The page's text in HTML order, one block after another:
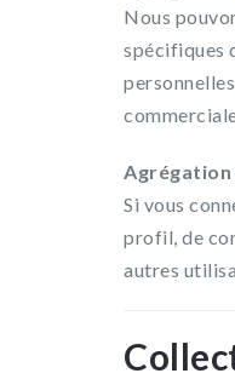
Nous
spécifiques
Agrégation
Si vous
profil, de
autres